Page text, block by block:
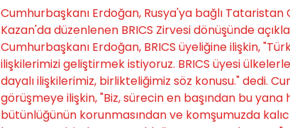
Cumhurbaşkanı Erdoğan, Rusya'ya bağlı
Kazan'da düzenlenen BRICS Zirvesi dönüşünde
Cumhurbaşkanı Erdoğan, BRICS üyeliğine ilişkin,
ilişkilerimizi geliştirmek istiyoruz. BRICS üyesi
dayalı ilişkilerimiz, birlikteliğimiz söz konusu." dedi.
görüşmeye ilişkin, "Biz, sürecin en başından bu
bütünlüğünün korunmasından ve komşumuzda